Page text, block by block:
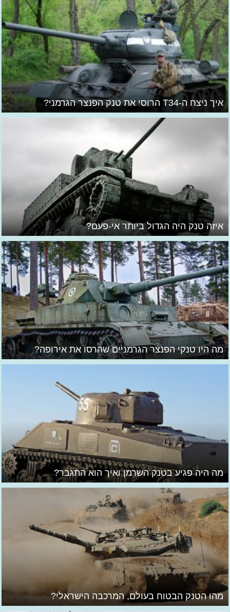
איך ניצח ה-T34 הרוסי את טנק הפנצר הגרמני?
איזה טנק היה הגדול ביותר אי-פעם?
מה היו טנקי הפנצר הגרמניים שהרסו את אירופה?
מה היה פגיע בטנק השרמן ואיך הוא התגבר?
מהו הטנק הבטוח בעולם, המרכבה הישראלי?